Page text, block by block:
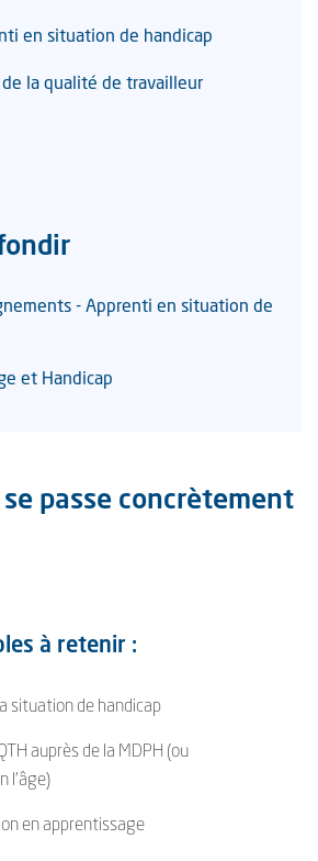
en situation de handicap
de la qualité de travailleur
- Apprenti en situation de
et Handicap
passe concrètement
à retenir :
situation de handicap
auprès de la MDPH (ou
l’âge)
en apprentissage